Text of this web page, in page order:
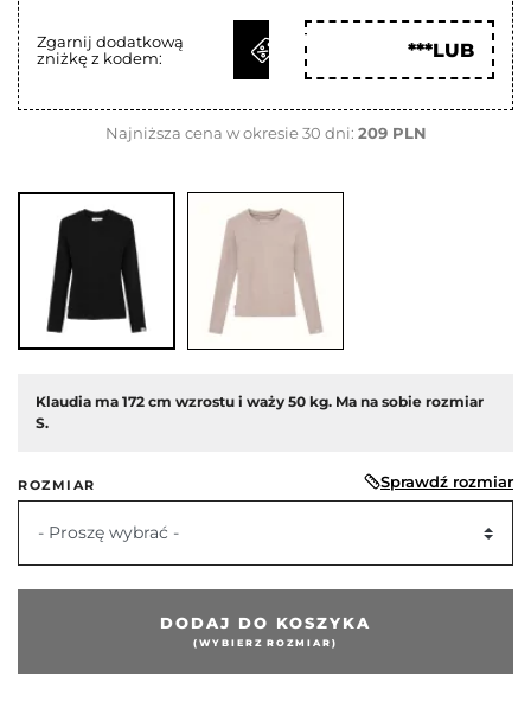
Zgarnij dodatkową
zniżkę z kodem:
ODBIERZ
***LUB
Najniższa cena w okresie 30 dni: 209 PLN
Klaudia ma 172 cm wzrostu i waży 50 kg. Ma na sobie rozmiar
S.
ROZMIAR Sprawdź rozmiar
- Proszę wybrać -
DODAJ DO KOSZYKA
(WYBIERZ ROZMIAR)